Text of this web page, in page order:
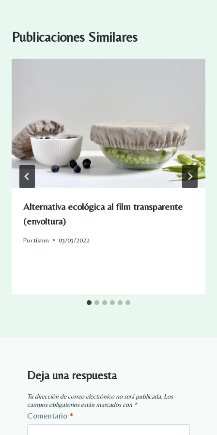
Publicaciones Similares
Alternativa ecológica al film transparente
(envoltura)
Portisnm 03/03/2022
Deja una respuesta
Tu dirección de correo electrónico no será publicada. Los
campos obligatorios están marcados con *
Comentario *